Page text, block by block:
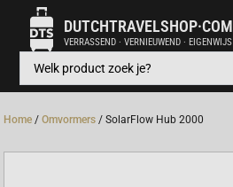
DUTCHTRAVELSHOP·COM
VERRASSEND · VERNIEUWEND · EIGENWIJS
Home /Omvormers / SolarFlow Hub 2000